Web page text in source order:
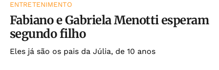
ENTRETENIMENTO
Fabiano e Gabriela Menotti esperam
segundo filho
Eles já são os pais da Júlia, de 10 anos